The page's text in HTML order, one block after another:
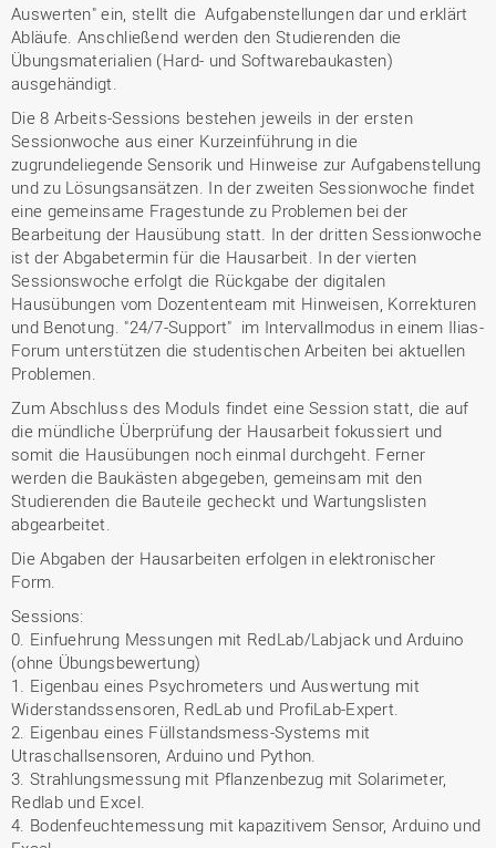
Auswerten" ein, stellt die Aufgabenstellungen dar und erklärt
Abläufe. Anschließend werden den Studierenden die
Übungsmaterialien (Hard- und Softwarebaukasten)
ausgehändigt.
Die 8 Arbeits-Sessions bestehen jeweils in der ersten
Sessionwoche aus einer Kurzeinführung in die
zugrundeliegende Sensorik und Hinweise zur Aufgabenstellung
und zu Lösungsansätzen. In der zweiten Sessionwoche findet
eine gemeinsame Fragestunde zu Problemen bei der
Bearbeitung der Hausübung statt. In der dritten Sessionwoche
ist der Abgabetermin für die Hausarbeit. In der vierten
Sessionswoche erfolgt die Rückgabe der digitalen
Hausübungen vom Dozententeam mit Hinweisen, Korrekturen
und Benotung. "24/7-Support" im Intervallmodus in einem Ilias-
Forum unterstützen die studentischen Arbeiten bei aktuellen
Problemen.
Zum Abschluss des Moduls findet eine Session statt, die auf
die mündliche Überprüfung der Hausarbeit fokussiert und
somit die Hausübungen noch einmal durchgeht. Ferner
werden die Baukästen abgegeben, gemeinsam mit den
Studierenden die Bauteile gecheckt und Wartungslisten
abgearbeitet.
Die Abgaben der Hausarbeiten erfolgen in elektronischer
Form.
Sessions:
0. Einfuehrung Messungen mit RedLab/Labjack und Arduino
(ohne Übungsbewertung)
1. Eigenbau eines Psychrometers und Auswertung mit
Widerstandssensoren, RedLab und ProfiLab-Expert.
2. Eigenbau eines Füllstandsmess-Systems mit
Utraschallsensoren, Arduino und Python.
3. Strahlungsmessung mit Pflanzenbezug mit Solarimeter,
Redlab und Excel.
4. Bodenfeuchtemessung mit kapazitivem Sensor, Arduino und